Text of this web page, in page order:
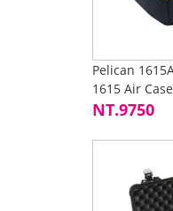
Pelican
1615 Air Case
NT.9750